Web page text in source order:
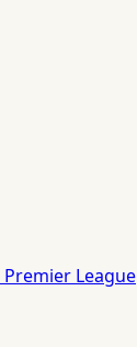
Premier League